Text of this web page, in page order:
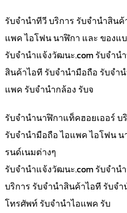
รับจำนำทีวี บริการ รับจำนำสิน
แพค ไอโฟน นาฬิกา และ ของแ
รับจํานําแจ้งวัฒนะ.com รับจำน
สินค้าไอที รับจำนำมือถือ รับจำ
แพค รับจำนำกล้อง รับจ
รับจำนำนาฬิกาแท็คฮอยเออร์ บ
รับจำนำมือถือ ไอแพค ไอโฟน
รนด์เนมต่างๆ
รับจํานําแจ้งวัฒนะ.com รับจำน
บริการ รับจำนำสินค้าไอที รับจ
โทรศัพท์ รับจำนำไอแพค รับ